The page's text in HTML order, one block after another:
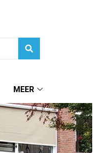
MEER
submenu